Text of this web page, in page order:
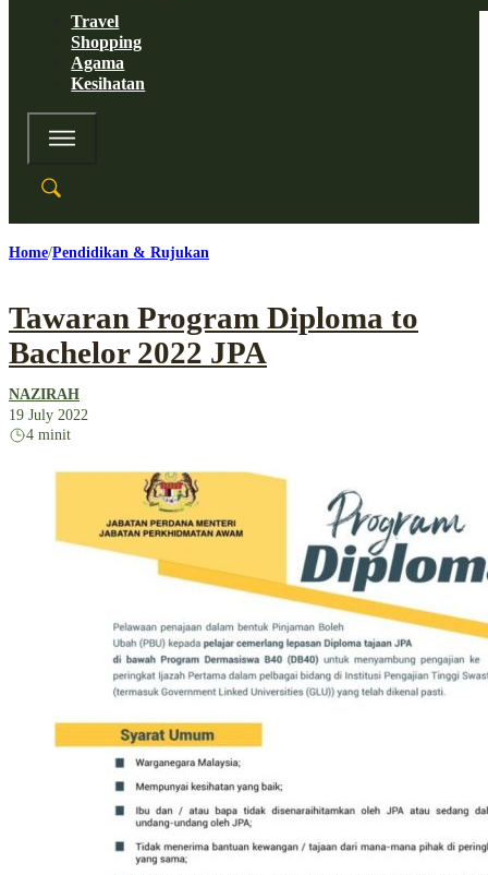
Travel
Shopping
Agama
Kesihatan
Home Pendidikan & Rujukan
Tawaran Program Diploma to
Bachelor 2022 JPA
NAZIRAH
19 July 2022
4 minit